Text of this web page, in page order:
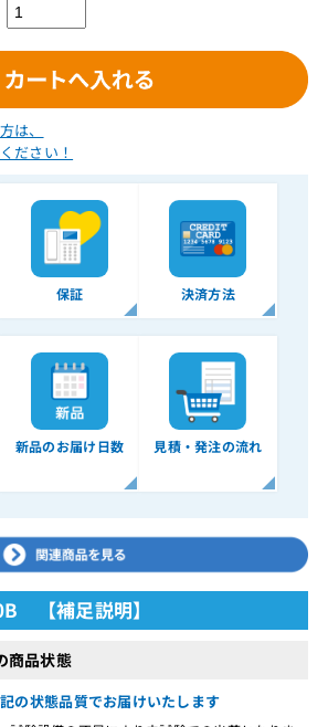
は、
ださい！
保証 決済方法
新品のお届け日数 見積・発注の流れ
【補足説明】
商品状態
の状態品質でお届けいたします